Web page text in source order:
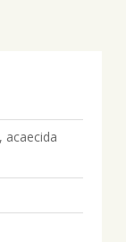
acaecida